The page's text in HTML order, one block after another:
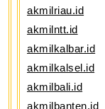
akmilriau.id
akmilntt.id
akmilkalbar.id
akmilkalsel.id
akmilbali.id
akmilbanten.id